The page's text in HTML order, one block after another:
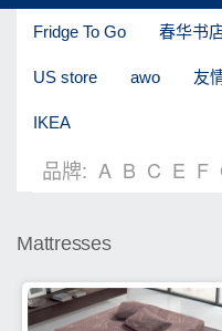
Fridge To Go 春华书
US store awo 友
IKEA
品牌: A B C E F
Mattresses